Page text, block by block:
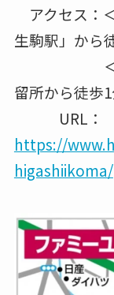
アクセス：
生駒駅」から
＜バス＞
留所から徒歩
URL：
https://
higashiikoma/